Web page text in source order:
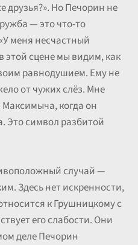
друзья?». Но Печорин не
— это что-то
меня несчастный
этой сцене мы видим, как
равнодушием. Ему не
от чужих слёз. Мне
когда он
Это символ разбитой
случай —
Здесь нет искренности,
к Грушницкому с
его слабости. Они
деле Печорин